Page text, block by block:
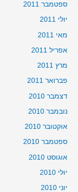
ספטמבר 2011
יולי 2011
מאי 2011
אפריל 2011
מרץ 2011
פברואר 2011
דצמבר 2010
נובמבר 2010
אוקטובר 2010
ספטמבר 2010
אוגוסט 2010
יולי 2010
יוני 2010